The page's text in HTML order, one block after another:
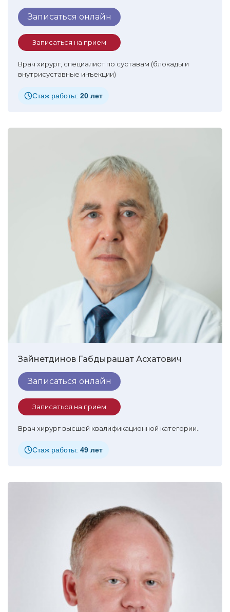
Записаться онлайн
Записаться на прием
Врач хирург, специалист по суставам (блокады и
внутрисуставные инъекции)
Стаж работы: 20 лет
Зайнетдинов Габдырашат Асхатович
Записаться онлайн
Записаться на прием
Врач хирург высшей квалификационной категории..
Стаж работы: 49 лет